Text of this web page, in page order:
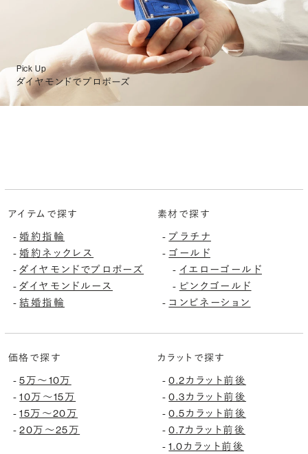
Pick Up
ダイヤモンドでプロポーズ
アイテムで探す
-婚約指輪
-婚約ネックレス
-ダイヤモンドでプロポーズ
-ダイヤモンドルース
-結婚指輪
素材で探す
- プラチナ
- ゴールド
- イエローゴールド
- ピンクゴールド
- コンビネーション
価格で探す
-5万〜10万
-10万〜15万
-15万〜20万
-20万〜25万
カラットで探す
-0.2カラット前後
-0.3カラット前後
-0.5カラット前後
-0.7カラット前後
-1.0カラット前後